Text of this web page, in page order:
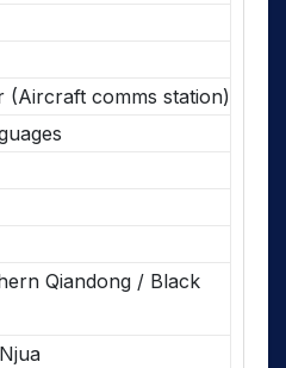
(Aircraft comms station)
Qiandong / Black